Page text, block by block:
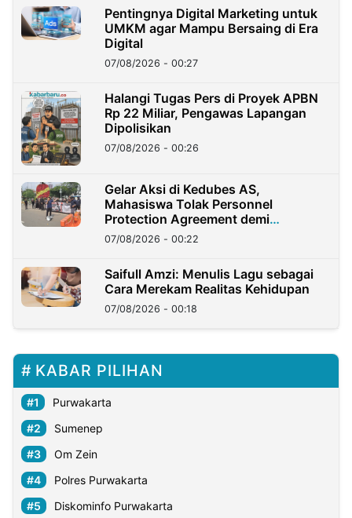
Pentingnya Digital Marketing untuk
UMKM agar Mampu Bersaing di Era
Digital
07/08/2026 - 00:27
Halangi Tugas Pers di Proyek APBN
Rp 22 Miliar, Pengawas Lapangan
Dipolisikan
07/08/2026 - 00:26
Gelar Aksi di Kedubes AS,
Mahasiswa Tolak Personnel
Protection Agreement demi
Kedaulatan Negara
07/08/2026 - 00:22
Saifull Amzi: Menulis Lagu sebagai
Cara Merekam Realitas Kehidupan
07/08/2026 - 00:18
KABAR PILIHAN
Purwakarta
Sumenep
Om Zein
Polres Purwakarta
Diskominfo Purwakarta